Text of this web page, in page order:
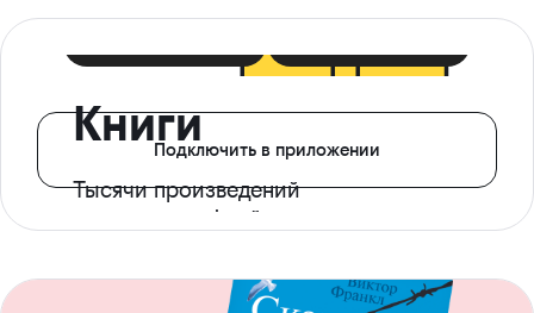
Книги
Тысячи произведений
с доступом офлайн
Подключить в приложении